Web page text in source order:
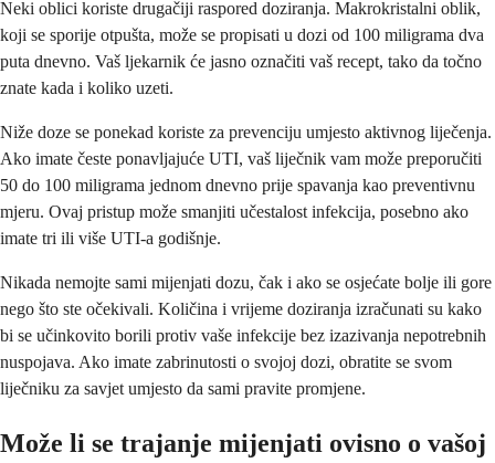
Neki oblici koriste drugačiji raspored doziranja. Makrokristalni oblik,
koji se sporije otpušta, može se propisati u dozi od 100 miligrama dva
puta dnevno. Vaš ljekarnik će jasno označiti vaš recept, tako da točno
znate kada i koliko uzeti.
Niže doze se ponekad koriste za prevenciju umjesto aktivnog liječenja.
Ako imate česte ponavljajuće UTI, vaš liječnik vam može preporučiti
50 do 100 miligrama jednom dnevno prije spavanja kao preventivnu
mjeru. Ovaj pristup može smanjiti učestalost infekcija, posebno ako
imate tri ili više UTI-a godišnje.
Nikada nemojte sami mijenjati dozu, čak i ako se osjećate bolje ili gore
nego što ste očekivali. Količina i vrijeme doziranja izračunati su kako
bi se učinkovito borili protiv vaše infekcije bez izazivanja nepotrebnih
nuspojava. Ako imate zabrinutosti o svojoj dozi, obratite se svom
liječniku za savjet umjesto da sami pravite promjene.
Može li se trajanje mijenjati ovisno o vašoj